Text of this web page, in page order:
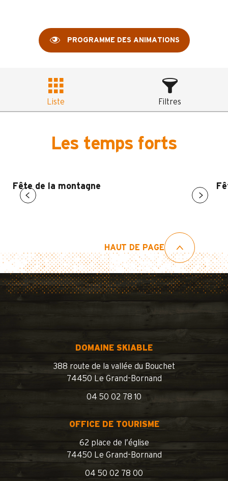
PROGRAMME DES ANIMATIONS
Liste Filtres
Les temps forts
Fête de la montagne
HAUT DE PAGE
DOMAINE SKIABLE
388 route de la vallée du Bouchet
74450 Le Grand-Bornand
04 50 02 78 10
OFFICE DE TOURISME
62 place de l’église
74450 Le Grand-Bornand
04 50 02 78 00